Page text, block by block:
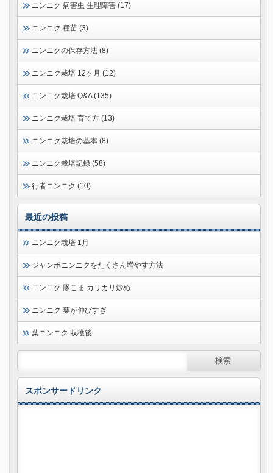
ニンニク 病害虫 生理障害 (17)
ニンニク 種苗 (3)
ニンニクの保存方法 (8)
ニンニク栽培 12ヶ月 (12)
ニンニク栽培 Q&A (135)
ニンニク栽培 育て方 (13)
ニンニク栽培の基本 (8)
ニンニク栽培記録 (58)
行者ニンニク (10)
最近の投稿
ニンニク栽培 1月
ジャンボニンニクをたくさん増やす方法
ニンニク 豚こま カリカリ炒め
ニンニク 葉が伸びすぎ
葉ニンニク 収穫後
スポンサードリンク